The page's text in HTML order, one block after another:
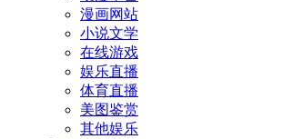
漫画网站
小说文学
在线游戏
娱乐直播
体育直播
美图鉴赏
其他娱乐